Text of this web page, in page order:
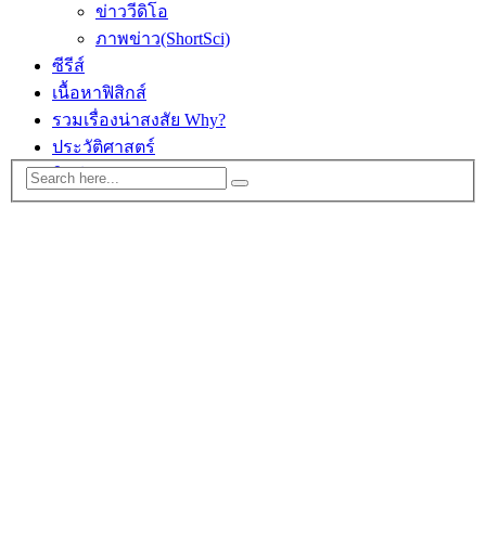
ข่าววีดิโอ
ภาพข่าว(ShortSci)
ซีรีส์
เนื้อหาฟิสิกส์
รวมเรื่องน่าสงสัย Why?
ประวัติศาสตร์
ติดต่อ